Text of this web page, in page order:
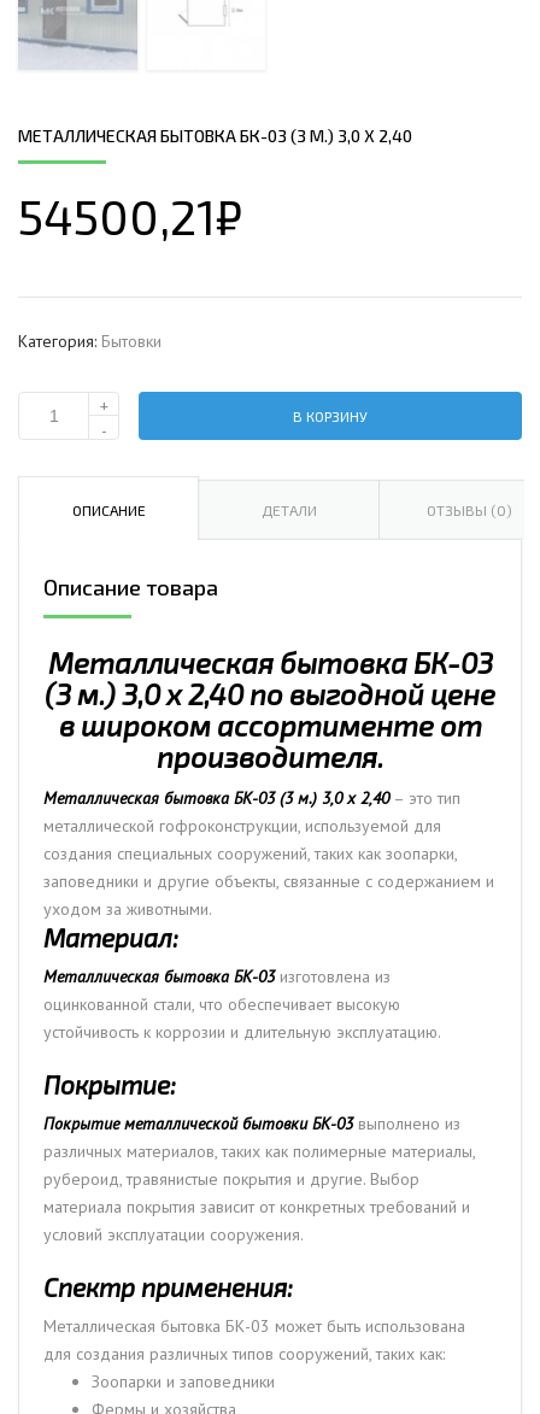
МЕТАЛЛИЧЕСКАЯ БЫТОВКА БК-03 (3 М.) 3,0 Х 2,40
54500,21₽
Категория: Бытовки
Количество
бытовка
+
-
В КОРЗИНУ
ОПИСАНИЕ ДЕТАЛИ ОТЗЫВЫ (0)
Описание товара
Металлическая бытовка БК-03
(3 м.) 3,0 х 2,40 по выгодной цене
в широком ассортименте от
производителя.
Металлическая бытовка БК-03 (3 м.) 3,0 х 2,40– это тип
металлической гофроконструкции, используемой для
создания специальных сооружений, таких как зоопарки,
заповедники и другие объекты, связанные с содержанием и
уходом за животными.
Материал:
Металлическая бытовка БК-03изготовлена из
оцинкованной стали, что обеспечивает высокую
устойчивость к коррозии и длительную эксплуатацию.
Покрытие:
Покрытие металлической бытовки БК-03выполнено из
различных материалов, таких как полимерные материалы,
рубероид, травянистые покрытия и другие. Выбор
материала покрытия зависит от конкретных требований и
условий эксплуатации сооружения.
Спектр применения:
Металлическая бытовка БК-03 может быть использована
для создания различных типов сооружений, таких как:
Зоопарки и заповедники
Фермы и хозяйства